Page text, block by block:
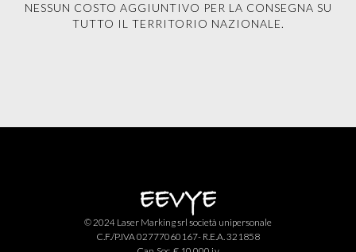
NESSUN COSTO AGGIUNTIVO PER LA CONSEGNA SU
TUTTO IL TERRITORIO NAZIONALE.
© 2024 Laser Marking srl società unipersonale
C.F./P.IVA 02777060167- R.E.A. 321858